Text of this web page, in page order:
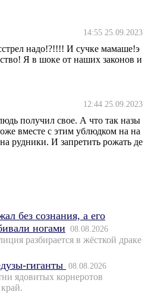
14:55 25.09.2023
надо!?!!!! И сучке мамаше!э
Я в шоке от наших законов и
12:44 25.09.2023
получил свое. А что так назы
вместе с этим ублюдком на на
рудники. И запретить рожать де
без сознания, а его
ногами 08.08.2026
разбирается в жёсткой драке
гиганты 08.08.2026
ядовитых корнеротов